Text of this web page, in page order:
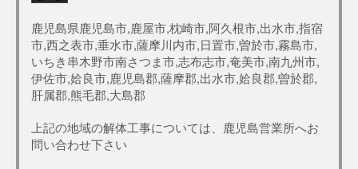
鹿児島県鹿児島市,鹿屋市,枕崎市,阿久根市,出水市,指宿
市,西之表市,垂水市,薩摩川内市,日置市,曽於市,霧島市,
いちき串木野市南さつま市,志布志市,奄美市,南九州市,
伊佐市,姶良市,鹿児島郡,薩摩郡,出水市,姶良郡,曽於郡,
肝属郡,熊毛郡,大島郡
上記の地域の解体工事については、鹿児島営業所へお
問い合わせ下さい